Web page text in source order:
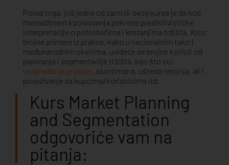
Pored toga, još jedna od zamisli ovog kursa je da kod
menadžmenta poslovanja pokrene prediktivističke
interpretacije o potrošačima i kretanjima tržišta. Kroz
brojne primere iz prakse, kako u nacionalnim tako i
međunarodnim okvirima, uvideće se brojne koristi od
planiranja i segmentacije tržišta, kao što su:
unapređenje prodaje , asortimana, ušteda resursa, ali i
povezivanje sa kupcima/korisnicima itd.
Kurs Market Planning
and Segmentation
odgovoriće vam na
pitanja: